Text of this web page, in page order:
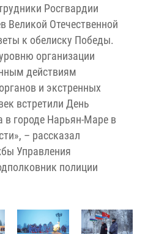
Росгвардии
Великой Отечественной
к обелиску Победы.
организации
действиям
и экстренных
встретили День
в городе Нарьян-Маре в
– рассказал
Управления
полиции